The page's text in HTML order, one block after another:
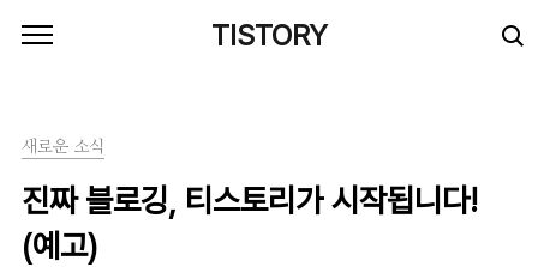
TISTORY
새로운 소식
진짜 블로깅, 티스토리가 시작됩니다!
(예고)